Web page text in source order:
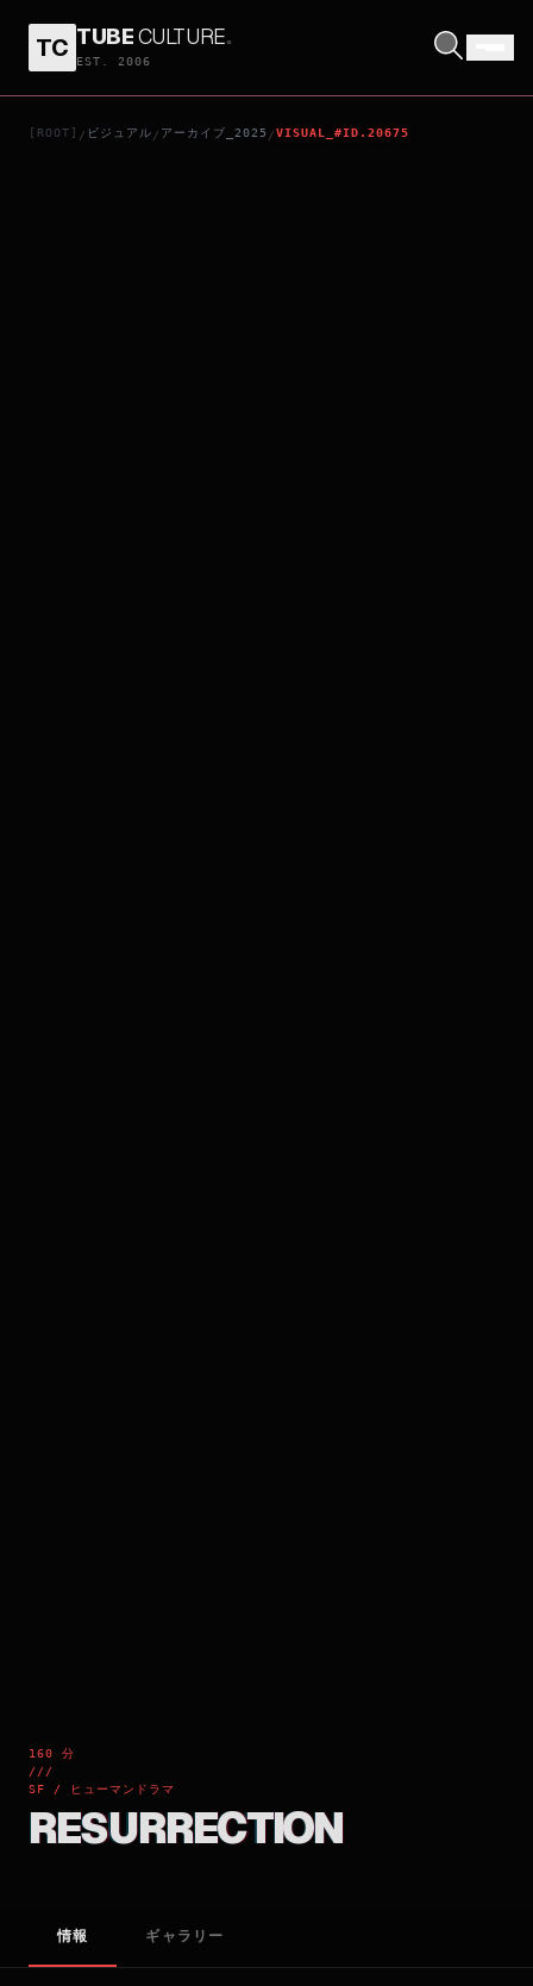
TC TUBECULTURE.
EST. 2006
[ROOT] / ビジュアル / アーカイブ_2025 /VISUAL_#ID.20675
160 分
///
SF / ヒューマンドラマ
RESURRECTION
RESURRECTION
情報 ギャラリー